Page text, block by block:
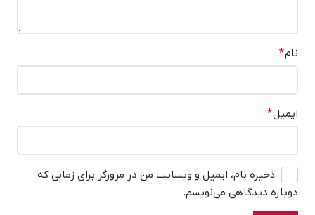
نام*
ایمیل*
ذخیره نام، ایمیل و وبسایت من در مرورگر برای زمانی که
دوباره دیدگاهی می‌نویسم.